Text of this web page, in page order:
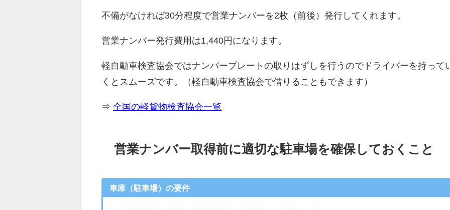
不備がなければ30分程度で営業ナンバーを2枚（前後）発行してくれます。
営業ナンバー発行費用は1,440円になります。
軽自動車検査協会ではナンバープレートの取りはずしを行うのでドライバーを持って
くとスムーズです。（軽自動車検査協会で借りることもできます）
⇒全国の軽貨物検査協会一覧
営業ナンバー取得前に適切な駐車場を確保しておくこと
車庫（駐車場）の要件